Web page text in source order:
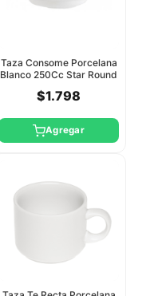
Taza Consome Porcelana
Blanco 250Cc Star Round
$1.798
Agregar